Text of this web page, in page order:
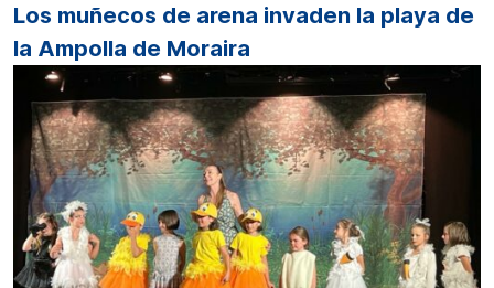
Los muñecos de arena invaden la playa de
la Ampolla de Moraira